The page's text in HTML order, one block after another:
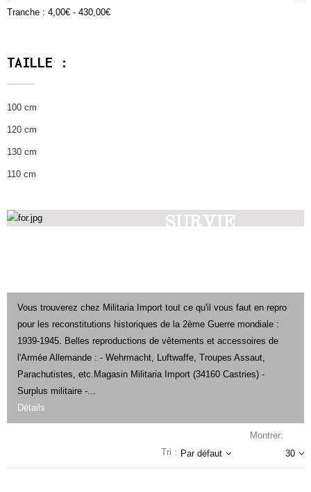
Tranche : 4,00€ - 430,00€
TAILLE :
100 cm
120 cm
130 cm
110 cm
SURVIE
Vous trouverez chez Militaria Import tout ce qu'il vous faut en repro
pour les reconstitutions historiques de la 2ème Guerre mondiale :
1939-1945. Belles reproductions de vêtements et accessoires de
l'Armée Allemande : - Wehrmacht, Luftwaffe, Troupes Assaut,
Parachutistes, etc.Magasin Militaria Import (34160 Castries) -
Surplus militaire -...
Détails
Tri : Par défaut
Montrer:
30